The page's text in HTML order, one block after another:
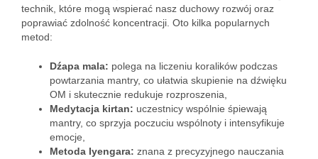
technik, które mogą wspierać nasz duchowy rozwój oraz
poprawiać zdolność koncentracji. Oto kilka popularnych
metod:
Dźapa mala: polega na liczeniu koralików podczas
powtarzania mantry, co ułatwia skupienie na dźwięku
OM i skutecznie redukuje rozproszenia,
Medytacja kirtan: uczestnicy wspólnie śpiewają
mantry, co sprzyja poczuciu wspólnoty i intensyfikuje
emocje,
Metoda Iyengara: znana z precyzyjnego nauczania